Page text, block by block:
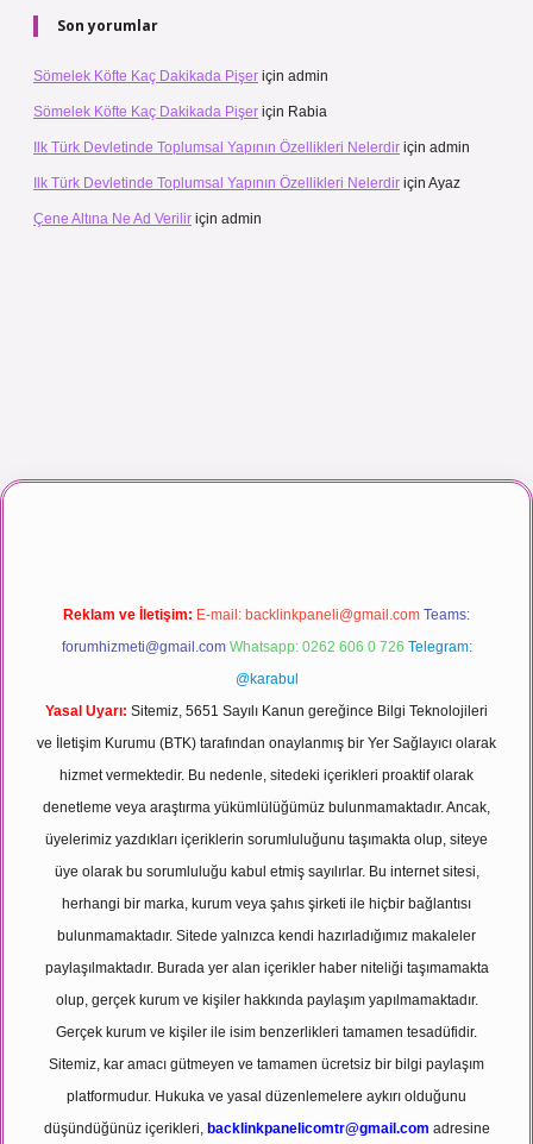
Son yorumlar
Sömelek Köfte Kaç Dakikada Pişer için admin
Sömelek Köfte Kaç Dakikada Pişer için Rabia
Ilk Türk Devletinde Toplumsal Yapının Özellikleri Nelerdir için admin
Ilk Türk Devletinde Toplumsal Yapının Özellikleri Nelerdir için Ayaz
Çene Altına Ne Ad Verilir için admin
izle
Reklam ve İletişim: E-mail: backlinkpaneli@gmail.com Teams:
forumhizmeti@gmail.com Whatsapp: 0262 606 0 726 Telegram:
@karabul
Yasal Uyarı: Sitemiz, 5651 Sayılı Kanun gereğince Bilgi Teknolojileri
ve İletişim Kurumu (BTK) tarafından onaylanmış bir Yer Sağlayıcı olarak
hizmet vermektedir. Bu nedenle, sitedeki içerikleri proaktif olarak
denetleme veya araştırma yükümlülüğümüz bulunmamaktadır. Ancak,
üyelerimiz yazdıkları içeriklerin sorumluluğunu taşımakta olup, siteye
üye olarak bu sorumluluğu kabul etmiş sayılırlar. Bu internet sitesi,
herhangi bir marka, kurum veya şahıs şirketi ile hiçbir bağlantısı
bulunmamaktadır. Sitede yalnızca kendi hazırladığımız makaleler
paylaşılmaktadır. Burada yer alan içerikler haber niteliği taşımamakta
olup, gerçek kurum ve kişiler hakkında paylaşım yapılmamaktadır.
Gerçek kurum ve kişiler ile isim benzerlikleri tamamen tesadüfidir.
Sitemiz, kar amacı gütmeyen ve tamamen ücretsiz bir bilgi paylaşım
platformudur. Hukuka ve yasal düzenlemelere aykırı olduğunu
düşündüğünüz içerikleri, backlinkpanelicomtr@gmail.com adresine